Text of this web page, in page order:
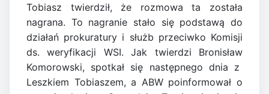
Tobiasz twierdził, że rozmowa ta została
nagrana. To nagranie stało się podstawą do
działań prokuratury i służb przeciwko Komisji
ds. weryfikacji WSI. Jak twierdzi Bronisław
Komorowski, spotkał się następnego dnia z
Leszkiem Tobiaszem, a ABW poinformował o